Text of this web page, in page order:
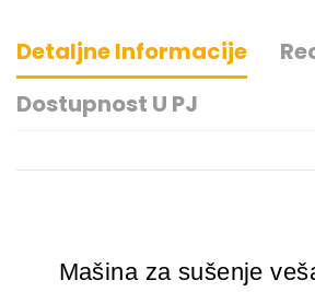
Detaljne Informacije
Dostupnost U PJ
Mašina za sušenje